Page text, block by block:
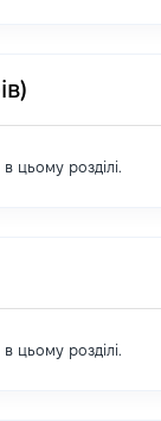
цьому розділі.
цьому розділі.